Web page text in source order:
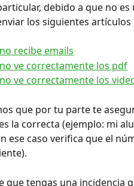
debido a que no
los siguientes
recibe emails
ve correctamente los pdf
ve correctamente los
que por tu parte te
la correcta (ejemplo: mi
ese caso verifica que el
que tengas una incidencia